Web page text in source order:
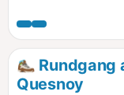
Rundgang
Quesnoy